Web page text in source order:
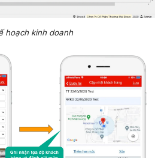
hoạch kinh doanh